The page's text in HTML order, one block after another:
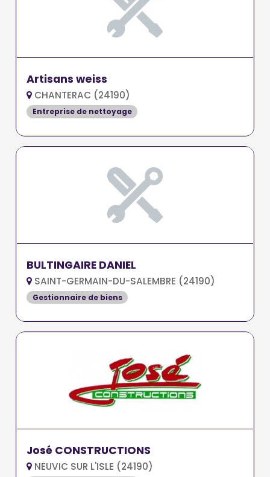
Artisans weiss
CHANTERAC (24190)
Entreprise de nettoyage
BULTINGAIRE DANIEL
SAINT-GERMAIN-DU-SALEMBRE (24190)
Gestionnaire de biens
José CONSTRUCTIONS
NEUVIC SUR L'ISLE (24190)